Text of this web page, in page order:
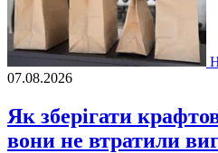
07.08.2026
Як зберігати
вони не втратили